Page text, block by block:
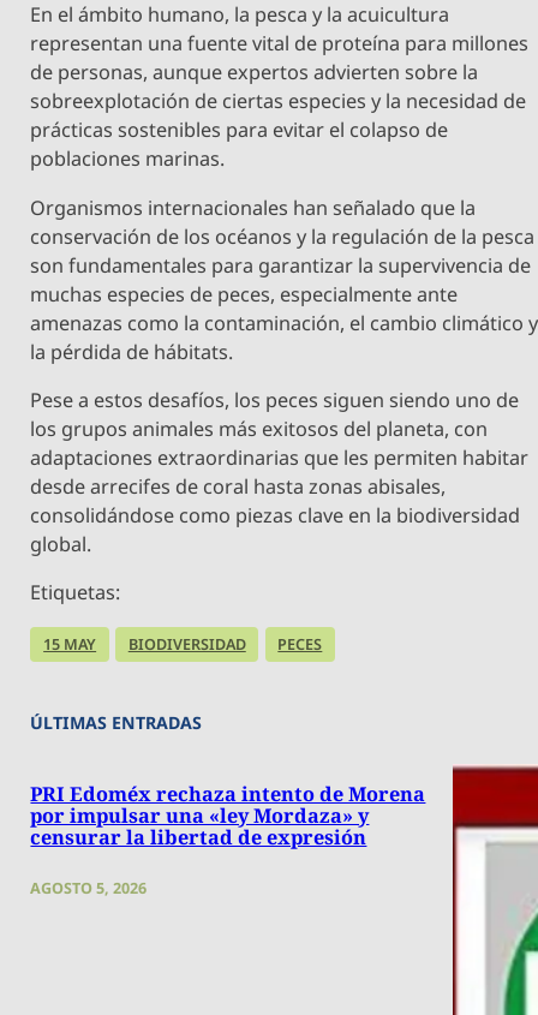
En el ámbito humano, la pesca y la acuicultura
representan una fuente vital de proteína para millones
de personas, aunque expertos advierten sobre la
sobreexplotación de ciertas especies y la necesidad de
prácticas sostenibles para evitar el colapso de
poblaciones marinas.
Organismos internacionales han señalado que la
conservación de los océanos y la regulación de la pesca
son fundamentales para garantizar la supervivencia de
muchas especies de peces, especialmente ante
amenazas como la contaminación, el cambio climático y
la pérdida de hábitats.
Pese a estos desafíos, los peces siguen siendo uno de
los grupos animales más exitosos del planeta, con
adaptaciones extraordinarias que les permiten habitar
desde arrecifes de coral hasta zonas abisales,
consolidándose como piezas clave en la biodiversidad
global.
Etiquetas:
15 MAY BIODIVERSIDAD PECES
ÚLTIMAS ENTRADAS
PRI Edoméx rechaza intento de Morena
por impulsar una «ley Mordaza» y
censurar la libertad de expresión
AGOSTO 5, 2026